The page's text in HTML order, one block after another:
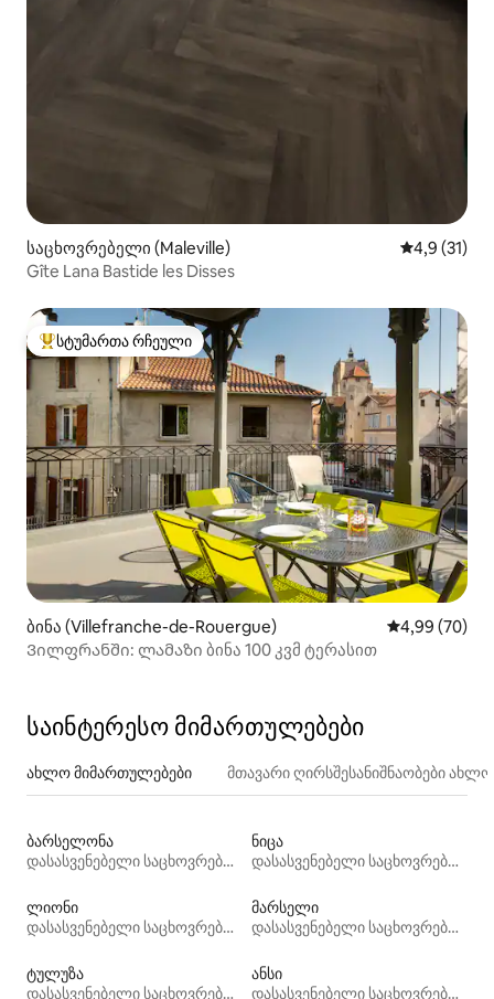
საცხოვრებელი (Maleville) საშუალო
4,9 (31)
Gîte Lana Bastide les Disses
სტუმართა რჩეული მოწინავე ვარიანტი
სტუმართა რჩეული
ბინა (Villefranche-de-Rouergue) საშუალო
4,99 (70)
Ვილფრანში: ლამაზი ბინა 100 კვმ ტერასით
საინტერესო მიმართულებები
ახლო მიმართულებები მთავარი ღირსშესანიშნაობები
ბარსელონა
დასასვენებელი საცხოვრებლები
ნიცა
დასასვენებელი საცხოვრებლები
ლიონი
დასასვენებელი საცხოვრებლები
მარსელი
დასასვენებელი საცხოვრებლები
ტულუზა
დასასვენებელი საცხოვრებლები
ანსი
დასასვენებელი საცხოვრებლები